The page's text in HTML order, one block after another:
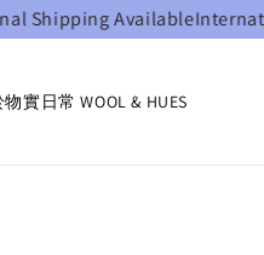
AvailableInternational
實日常 WOOL & HUES